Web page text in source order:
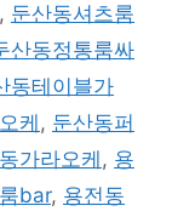
, 둔산동셔츠룸
산동정통룸싸
동테이블가
케 , 둔산동퍼
가라오케 , 용
bar, 용전동